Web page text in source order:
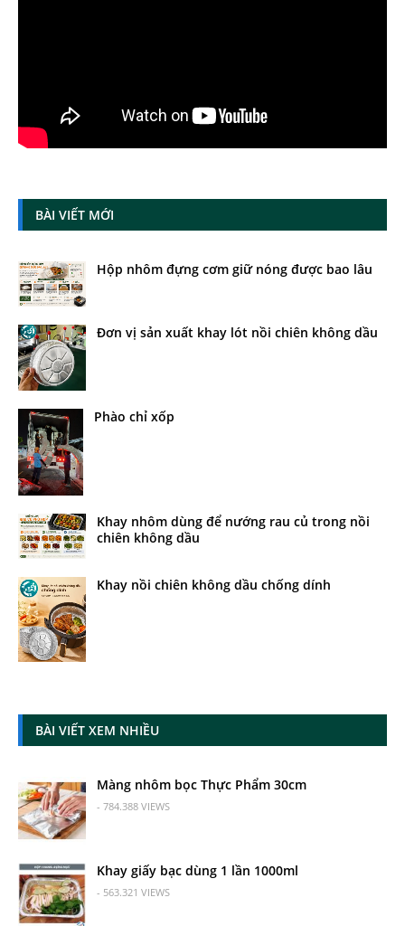
BÀI VIẾT MỚI
Hộp nhôm đựng cơm giữ nóng được bao lâu
Đơn vị sản xuất khay lót nồi chiên không dầu
Phào chỉ xốp
Khay nhôm dùng để nướng rau củ trong nồi
chiên không dầu
Khay nồi chiên không dầu chống dính
BÀI VIẾT XEM NHIỀU
Màng nhôm bọc Thực Phẩm 30cm
- 784.388 VIEWS
Khay giấy bạc dùng 1 lần 1000ml
- 563.321 VIEWS